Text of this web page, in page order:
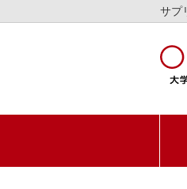
サプ